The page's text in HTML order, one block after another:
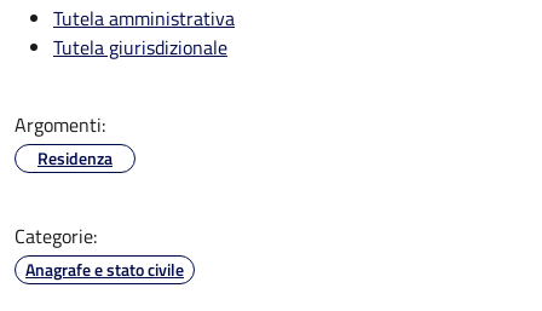
Tutela amministrativa
Tutela giurisdizionale
Argomenti:
Residenza
Categorie:
Anagrafe e stato civile